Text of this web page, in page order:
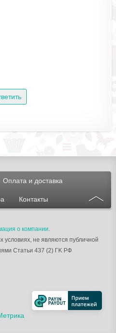
Оплата и доставка
Контакты
о компании.
условиях, не являются публичной
Статьи 437 (2) ГK РФ